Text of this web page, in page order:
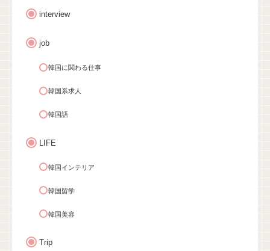
interview
job
韓国に関わる仕事
韓国系求人
韓国語
LIFE
韓国インテリア
韓国留学
韓国美容
Trip